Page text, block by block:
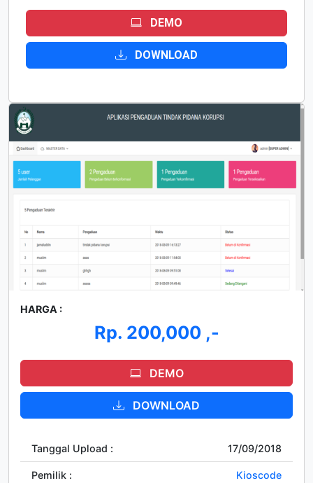
DEMO
DOWNLOAD
HARGA :
Rp. 200,000 ,-
DEMO
DOWNLOAD
Tanggal Upload : 17/09/2018
Pemilik : Kioscode